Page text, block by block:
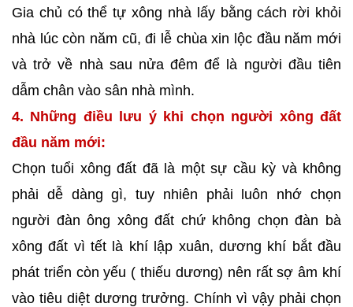
Gia chủ có thể tự xông nhà lấy bằng cách rời khỏi
nhà lúc còn năm cũ, đi lễ chùa xin lộc đầu năm mới
và trở về nhà sau nửa đêm để là người đầu tiên
dẫm chân vào sân nhà mình.
4. Những điều lưu ý khi chọn người xông đất
đầu năm mới:
Chọn tuổi xông đất đã là một sự cầu kỳ và không
phải dễ dàng gì, tuy nhiên phải luôn nhớ chọn
người đàn ông xông đất chứ không chọn đàn bà
xông đất vì tết là khí lập xuân, dương khí bắt đầu
phát triển còn yếu ( thiếu dương) nên rất sợ âm khí
vào tiêu diệt dương trưởng. Chính vì vậy phải chọn